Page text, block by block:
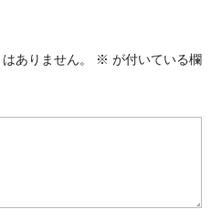
ありません。
※ が付いている欄